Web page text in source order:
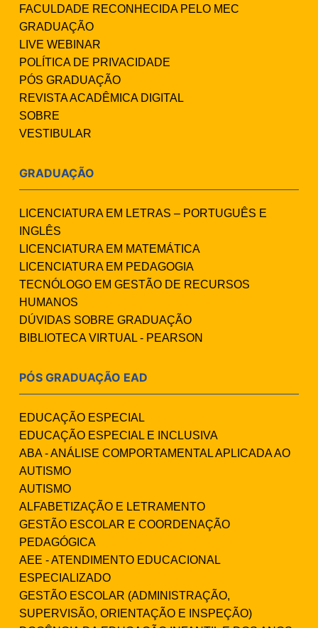
FACULDADE RECONHECIDA PELO MEC
GRADUAÇÃO
LIVE WEBINAR
POLÍTICA DE PRIVACIDADE
PÓS GRADUAÇÃO
REVISTA ACADÊMICA DIGITAL
SOBRE
VESTIBULAR
GRADUAÇÃO
LICENCIATURA EM LETRAS – PORTUGUÊS E
INGLÊS
LICENCIATURA EM MATEMÁTICA
LICENCIATURA EM PEDAGOGIA
TECNÓLOGO EM GESTÃO DE RECURSOS
HUMANOS
DÚVIDAS SOBRE GRADUAÇÃO
BIBLIOTECA VIRTUAL - PEARSON
PÓS GRADUAÇÃO EAD
EDUCAÇÃO ESPECIAL
EDUCAÇÃO ESPECIAL E INCLUSIVA
ABA - ANÁLISE COMPORTAMENTAL APLICADA AO
AUTISMO
AUTISMO
ALFABETIZAÇÃO E LETRAMENTO
GESTÃO ESCOLAR E COORDENAÇÃO
PEDAGÓGICA
AEE - ATENDIMENTO EDUCACIONAL
ESPECIALIZADO
GESTÃO ESCOLAR (ADMINISTRAÇÃO,
SUPERVISÃO, ORIENTAÇÃO E INSPEÇÃO)